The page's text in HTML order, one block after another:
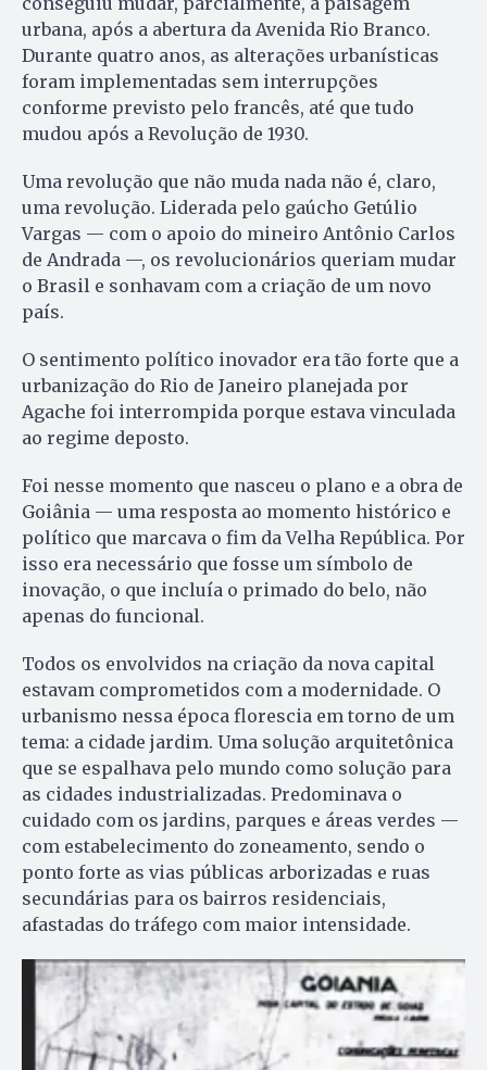
urbana, após a abertura da Avenida Rio Branco.
Durante quatro anos, as alterações urbanísticas
foram implementadas sem interrupções
conforme previsto pelo francês, até que tudo
mudou após a Revolução de 1930.
Uma revolução que não muda nada não é, claro,
uma revolução. Liderada pelo gaúcho Getúlio
Vargas — com o apoio do mineiro Antônio Carlos
de Andrada —, os revolucionários queriam mudar
o Brasil e sonhavam com a criação de um novo
país.
O sentimento político inovador era tão forte que a
urbanização do Rio de Janeiro planejada por
Agache foi interrompida porque estava vinculada
ao regime deposto.
Foi nesse momento que nasceu o plano e a obra de
Goiânia — uma resposta ao momento histórico e
político que marcava o fim da Velha República. Por
isso era necessário que fosse um símbolo de
inovação, o que incluía o primado do belo, não
apenas do funcional.
Todos os envolvidos na criação da nova capital
estavam comprometidos com a modernidade. O
urbanismo nessa época florescia em torno de um
tema: a cidade jardim. Uma solução arquitetônica
que se espalhava pelo mundo como solução para
as cidades industrializadas. Predominava o
cuidado com os jardins, parques e áreas verdes —
com estabelecimento do zoneamento, sendo o
ponto forte as vias públicas arborizadas e ruas
secundárias para os bairros residenciais,
afastadas do tráfego com maior intensidade.